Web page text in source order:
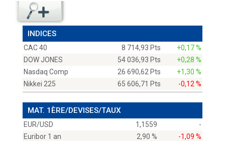
INDICES
CAC 40 8 714,93 Pts
+0,17 %
DOW JONES
54 036,93 Pts
+0,28 %
Nasdaq Comp
26 690,62 Pts
+1,30 %
Nikkei 225
65 606,71 Pts -0,12 %
MAT. 1ÈRE/DEVISES/TAUX
EUR/USD 1,1559
-
Euribor 1 an
2,90 %
-1,09 %